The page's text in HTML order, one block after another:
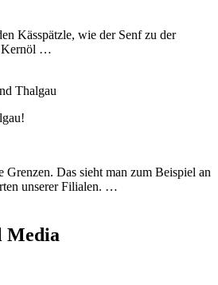
Kässpätzle, wie der Senf zu der
Kernöl …
Grenzen. Das sieht man zum Beispiel an
unserer Filialen. …
Media